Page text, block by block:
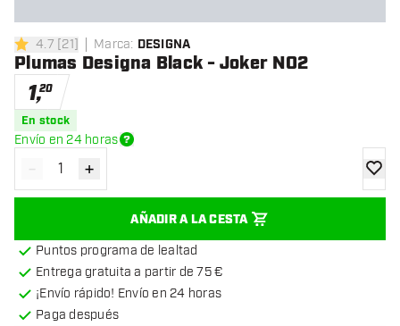
4.7 estrellas de puntuación
4.7 [21] Marca: DESIGNA
Plumas Designa Black - Joker NO2
1,20
En stock
Envío en 24 horas
Disminuir cantidad
- Aumentar cantidad
+
AÑADIR A LA CESTA
Puntos programa de lealtad
Entrega gratuita a partir de 75 €
¡Envío rápido! Envío en 24 horas
Paga después